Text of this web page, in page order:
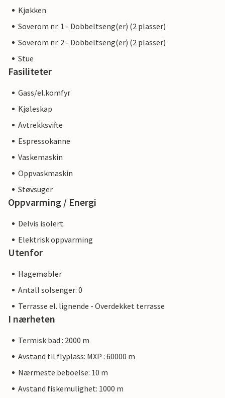
Kjøkken
Soverom nr. 1 - Dobbeltseng(er) (2 plasser)
Soverom nr. 2 - Dobbeltseng(er) (2 plasser)
Stue
Fasiliteter
Gass/el.komfyr
Kjøleskap
Avtrekksvifte
Espressokanne
Vaskemaskin
Oppvaskmaskin
Støvsuger
Oppvarming / Energi
Delvis isolert.
Elektrisk oppvarming
Utenfor
Hagemøbler
Antall solsenger: 0
Terrasse el. lignende - Overdekket terrasse
I nærheten
Termisk bad : 2000 m
Avstand til flyplass: MXP : 60000 m
Nærmeste beboelse: 10 m
Avstand fiskemulighet: 1000 m